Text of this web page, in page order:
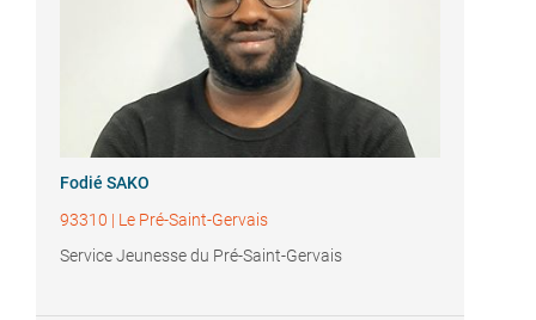
Fodié SAKO
93310 | Le Pré-Saint-Gervais
Service Jeunesse du Pré-Saint-Gervais